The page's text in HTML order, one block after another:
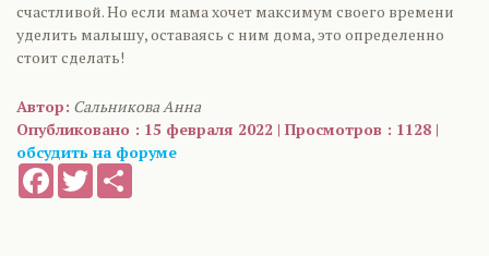
счастливой. Но если мама хочет максимум своего времени
уделить малышу, оставаясь с ним дома, это определенно
стоит сделать!
Автор: Сальникова Анна
Опубликовано : 15 февраля 2022 | Просмотров : 1128 |
обсудить на форуме
FacebookTwitter